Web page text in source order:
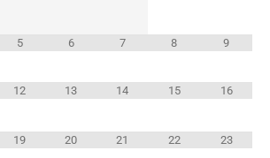
5 6 7 8 9
12 13 14 15 16
19 20 21 22 23